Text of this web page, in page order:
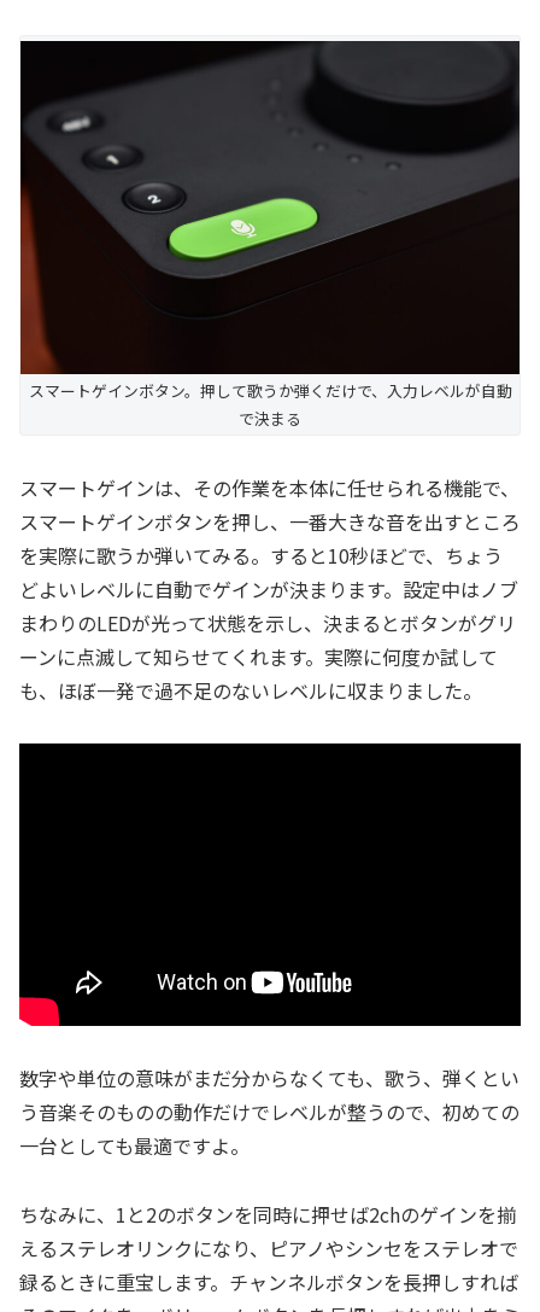
スマートゲインボタン。押して歌うか弾くだけで、入力レベルが自動
で決まる
スマートゲインは、その作業を本体に任せられる機能で、
スマートゲインボタンを押し、一番大きな音を出すところ
を実際に歌うか弾いてみる。すると10秒ほどで、ちょう
どよいレベルに自動でゲインが決まります。設定中はノブ
まわりのLEDが光って状態を示し、決まるとボタンがグリ
ーンに点滅して知らせてくれます。実際に何度か試して
も、ほぼ一発で過不足のないレベルに収まりました。
数字や単位の意味がまだ分からなくても、歌う、弾くとい
う音楽そのものの動作だけでレベルが整うので、初めての
一台としても最適ですよ。
ちなみに、1と2のボタンを同時に押せば2chのゲインを揃
えるステレオリンクになり、ピアノやシンセをステレオで
録るときに重宝します。チャンネルボタンを長押しすれば